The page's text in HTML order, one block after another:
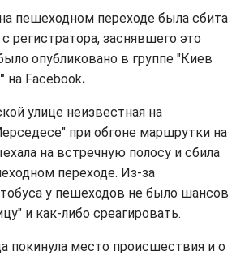
пешеходном переходе была сбита
регистратора, заснявшего это
опубликовано в группе "Киев
" на Facebook.
улице неизвестная на
при обгоне маршрутки на
на встречную полосу и сбила
переходе. Из-за
у пешеходов не было шансов
и как-либо среагировать.
покинула место происшествия и о